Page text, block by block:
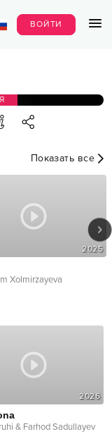
ВОЙТИ
Показать все
2025
Xolmirzayeva
2026
& Farhod Sadullayev